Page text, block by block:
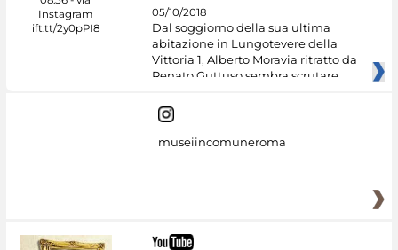
05/10/2018
Dal soggiorno della sua ultima
abitazione in Lungotevere della
Vittoria 1, Alberto Moravia ritratto da
Renato Guttuso sembra scrutare
museiincomuneroma